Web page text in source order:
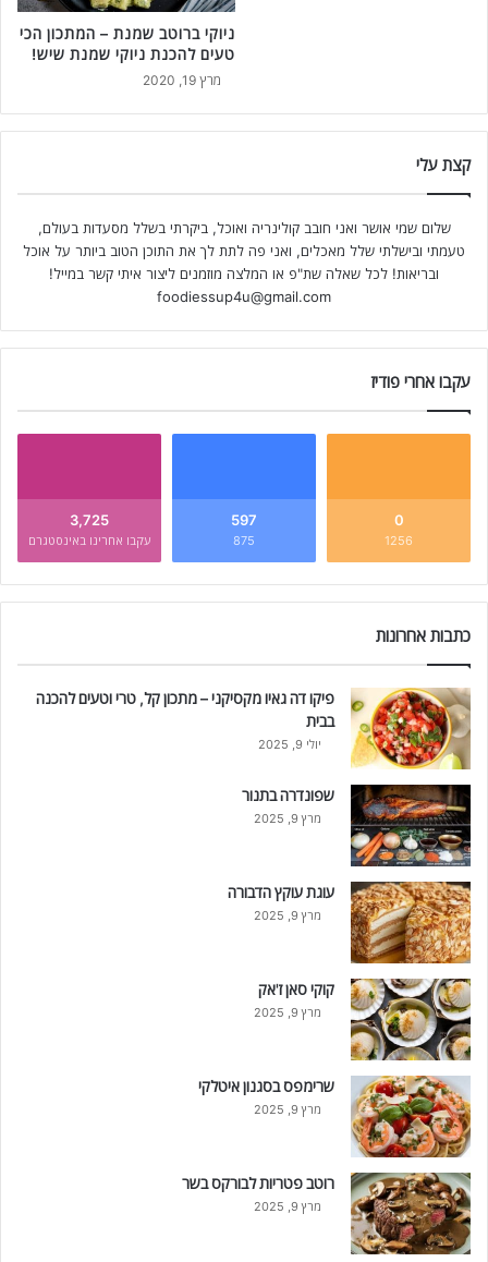
ניוקי ברוטב שמנת – המתכון הכי
טעים להכנת ניוקי שמנת שיש!
מרץ 19, 2020
קצת עלי
שלום שמי אושר ואני חובב קולינריה ואוכל, ביקרתי בשלל מסעדות בעולם,
טעמתי ובישלתי שלל מאכלים, ואני פה לתת לך את התוכן הטוב ביותר על אוכל
ובריאות! לכל שאלה שת"פ או המלצה מוזמנים ליצור איתי קשר במייל!
foodiessup4u@gmail.com
עקבו אחרי פודיז
0
1256
597
875
3,725
עקבו אחרינו באינסטגרם
כתבות אחרונות
פיקו דה גאיו מקסיקני – מתכון קל, טרי וטעים להכנה
בבית
יולי 9, 2025
שפונדרה בתנור
מרץ 9, 2025
עוגת עוקץ הדבורה
מרץ 9, 2025
קוקי סאן ז'אק
מרץ 9, 2025
שרימפס בסגנון איטלקי
מרץ 9, 2025
רוטב פטריות לבורקס בשר
מרץ 9, 2025